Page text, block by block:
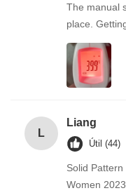
The manual
place.
L
Liang
Útil (44)
Solid
Women